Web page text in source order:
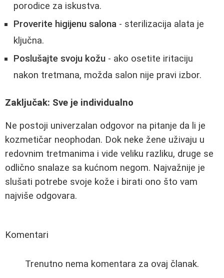
porodice za iskustva.
Proverite higijenu salona - sterilizacija alata je
ključna.
Poslušajte svoju kožu - ako osetite iritaciju
nakon tretmana, možda salon nije pravi izbor.
Zaključak: Sve je individualno
Ne postoji univerzalan odgovor na pitanje da li je
kozmetičar neophodan. Dok neke žene uživaju u
redovnim tretmanima i vide veliku razliku, druge se
odlično snalaze sa kućnom negom. Najvažnije je
slušati potrebe svoje kože i birati ono što vam
najviše odgovara.
Komentari
Trenutno nema komentara za ovaj članak.